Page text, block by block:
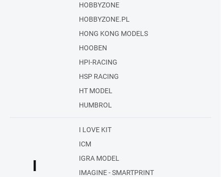
HOBBYZONE
HOBBYZONE.PL
HONG KONG MODELS
HOOBEN
HPI-RACING
HSP RACING
HT MODEL
HUMBROL
I
I LOVE KIT
ICM
IGRA MODEL
IMAGINE - SMARTPRINT